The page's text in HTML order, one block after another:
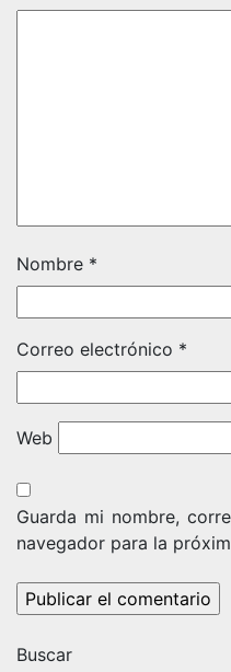
Nombre *
Correo electrónico *
Web
Guarda mi nombre,
navegador para la
Buscar